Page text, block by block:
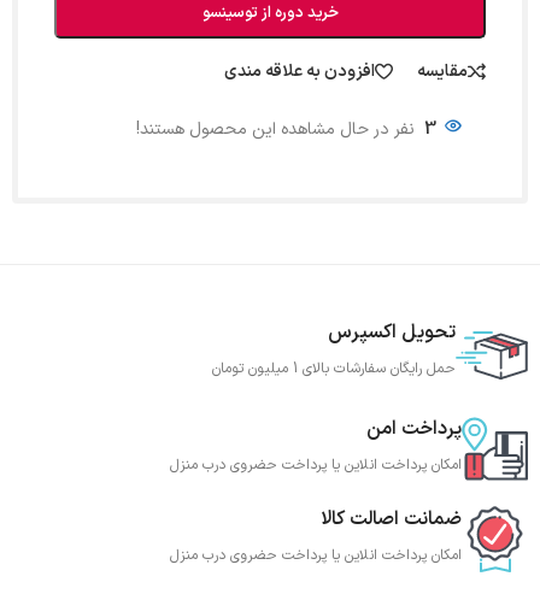
خرید دوره از توسینسو
مقایسه افزودن به علاقه مندی
3 نفر در حال مشاهده این محصول هستند!
تحویل اکسپرس
حمل رایگان سفارشات بالای 1 میلیون تومان
پرداخت امن
امکان پرداخت انلاین یا پرداخت حضروی درب منزل
ضمانت اصالت کالا
امکان پرداخت انلاین یا پرداخت حضروی درب منزل